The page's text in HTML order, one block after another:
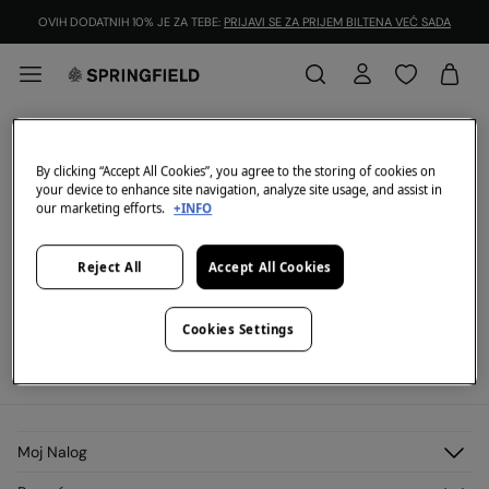
OVIH DODATNIH 10% JE ZA TEBE: PRIJAVI SE ZA PRIJEM BILTENA VEĆ SADA
Sve 2=65 2=20
Trenutno nema artikala na zalihama u izabranoj
kategoriji.
Ali ne brini imamo mnogo artikala koji mogu biti tvoji.
View legal terms and conditions and the validity of the promotion
Moj Nalog
By clicking “Accept All Cookies”, you agree to the storing of cookies on
your device to enhance site navigation, analyze site usage, and assist in
our marketing efforts. +INFO
Reject All Accept All Cookies
Cookies Settings